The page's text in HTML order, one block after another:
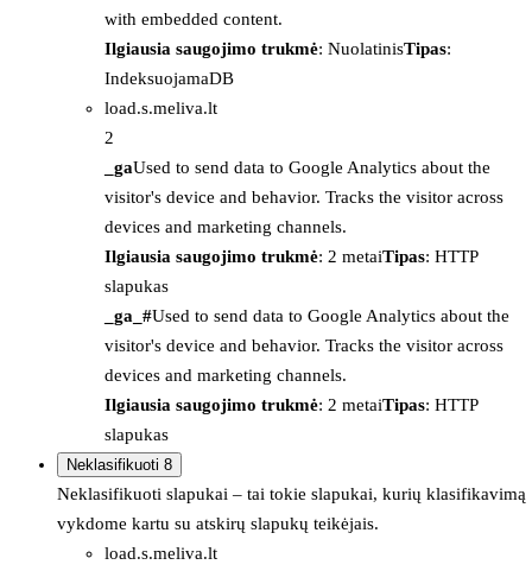
with embedded content.
Ilgiausia saugojimo trukmė: NuolatinisTipas:
IndeksuojamaDB
load.s.meliva.lt
2
_gaUsed to send data to Google Analytics about the
visitor's device and behavior. Tracks the visitor across
devices and marketing channels.
Ilgiausia saugojimo trukmė: 2 metaiTipas: HTTP
slapukas
_ga_#Used to send data to Google Analytics about the
visitor's device and behavior. Tracks the visitor across
devices and marketing channels.
Ilgiausia saugojimo trukmė: 2 metaiTipas: HTTP
slapukas
Neklasifikuoti 8
Neklasifikuoti slapukai – tai tokie slapukai, kurių klasifikavimą
vykdome kartu su atskirų slapukų teikėjais.
load.s.meliva.lt